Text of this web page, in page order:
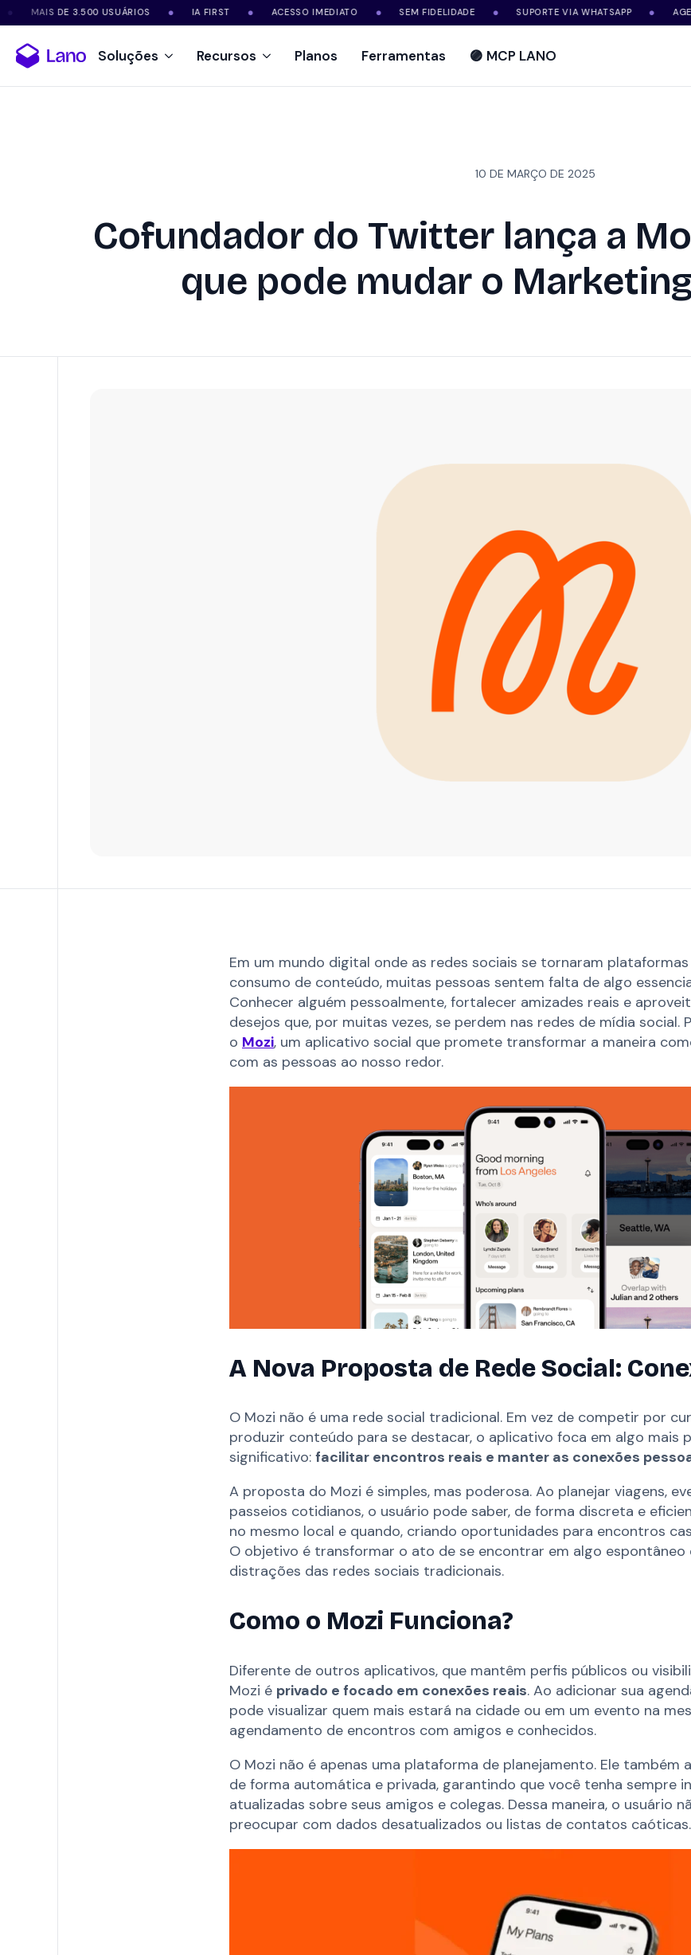
DE 3.500 USUÁRIOS ● IA FIRST ● ACESSO IMEDIATO ● SEM FIDELIDADE ● SUPORTE VIA WHATSAPP ● AGENTES
Soluções Recursos Planos Ferramentas 🟣 MCP LANO
10 DE MARÇO DE 2025
Cofundador do Twitter lança a
que pode mudar o
Em um mundo digital onde as redes sociais se tornaram
consumo de conteúdo, muitas pessoas sentem falta de algo
Conhecer alguém pessoalmente, fortalecer amizades reais e
desejos que, por muitas vezes, se perdem nas redes de mídia social.
o Mozi, um aplicativo social que promete transformar a maneira
com as pessoas ao nosso redor.
A Nova Proposta de Rede Social:
O Mozi não é uma rede social tradicional. Em vez de competir por
produzir conteúdo para se destacar, o aplicativo foca em algo mais
significativo: facilitar encontros reais e manter as conexões
A proposta do Mozi é simples, mas poderosa. Ao planejar viagens,
passeios cotidianos, o usuário pode saber, de forma discreta e
no mesmo local e quando, criando oportunidades para encontros
O objetivo é transformar o ato de se encontrar em algo espontâneo
distrações das redes sociais tradicionais.
Como o Mozi Funciona?
Diferente de outros aplicativos, que mantêm perfis públicos ou
Mozi é privado e focado em conexões reais. Ao adicionar sua
pode visualizar quem mais estará na cidade ou em um evento na
agendamento de encontros com amigos e conhecidos.
O Mozi não é apenas uma plataforma de planejamento. Ele também
de forma automática e privada, garantindo que você tenha sempre
atualizadas sobre seus amigos e colegas. Dessa maneira, o usuário
preocupar com dados desatualizados ou listas de contatos caóticas.